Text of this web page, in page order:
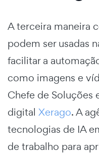
A terceira maneira
podem ser usadas
facilitar a
como imagens e
Chefe de Soluções
digital Xerago. A
tecnologias de IA
de trabalho para